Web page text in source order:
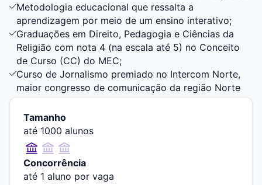
Metodologia educacional que ressalta a
aprendizagem por meio de um ensino interativo;
Graduações em Direito, Pedagogia e Ciências da
Religião com nota 4 (na escala até 5) no Conceito
de Curso (CC) do MEC;
Curso de Jornalismo premiado no Intercom Norte,
maior congresso de comunicação da região Norte
do país;
Revistas científicas Pax Domini e Vitral para a
publicação de artigos dos professores e alunos.
Tamanho
até 1000 alunos
Concorrência
até 1 aluno por vaga